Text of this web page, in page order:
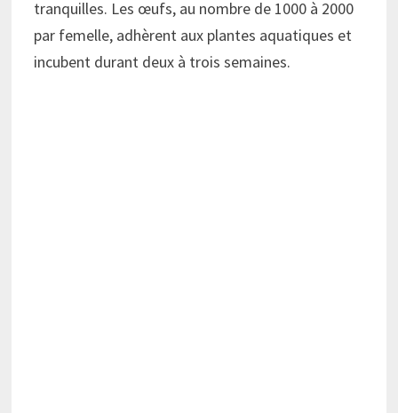
tranquilles. Les œufs, au nombre de 1000 à 2000
par femelle, adhèrent aux plantes aquatiques et
incubent durant deux à trois semaines.